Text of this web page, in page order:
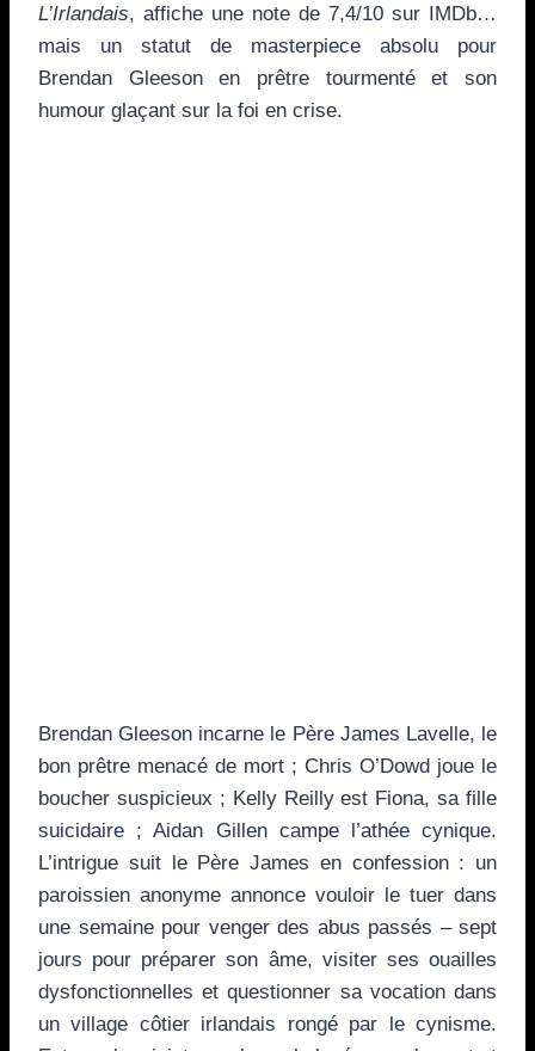
L’Irlandais, affiche une note de 7,4/10 sur IMDb…
mais un statut de masterpiece absolu pour
Brendan Gleeson en prêtre tourmenté et son
humour glaçant sur la foi en crise.
Brendan Gleeson incarne le Père James Lavelle, le
bon prêtre menacé de mort ; Chris O’Dowd joue le
boucher suspicieux ; Kelly Reilly est Fiona, sa fille
suicidaire ; Aidan Gillen campe l’athée cynique.
L’intrigue suit le Père James en confession : un
paroissien anonyme annonce vouloir le tuer dans
une semaine pour venger des abus passés – sept
jours pour préparer son âme, visiter ses ouailles
dysfonctionnelles et questionner sa vocation dans
un village côtier irlandais rongé par le cynisme.